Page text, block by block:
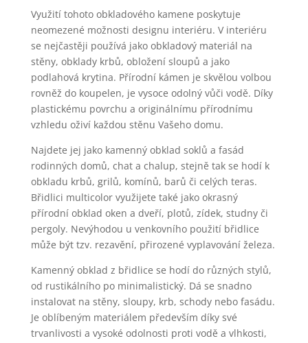
Využití tohoto obkladového kamene poskytuje
neomezené možnosti designu interiéru. V interiéru
se nejčastěji používá jako obkladový materiál na
stěny, obklady krbů, obložení sloupů a jako
podlahová krytina. Přírodní kámen je skvělou volbou
rovněž do koupelen, je vysoce odolný vůči vodě. Díky
plastickému povrchu a originálnímu přírodnímu
vzhledu oživí každou stěnu Vašeho domu.
Najdete jej jako kamenný obklad soklů a fasád
rodinných domů, chat a chalup, stejně tak se hodí k
obkladu krbů, grilů, komínů, barů či celých teras.
Břidlici multicolor využijete také jako okrasný
přírodní obklad oken a dveří, plotů, zídek, studny či
pergoly. Nevýhodou u venkovního použití břidlice
může být tzv. rezavění, přirozené vyplavování železa.
Kamenný obklad z břidlice se hodí do různých stylů,
od rustikálního po minimalistický. Dá se snadno
instalovat na stěny, sloupy, krb, schody nebo fasádu.
Je oblíbeným materiálem především díky své
trvanlivosti a vysoké odolnosti proti vodě a vlhkosti,